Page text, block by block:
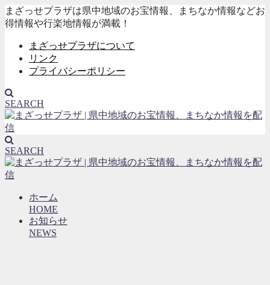
まざっせプラザは県中地域のお宝情報、まちなか情報などお
得情報や行楽地情報が満載！
まざっせプラザについて
リンク
プライバシーポリシー
SEARCH
SEARCH
ホーム
HOME
お知らせ
NEWS